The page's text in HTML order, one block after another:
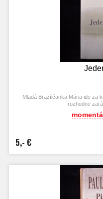
Mladá Brazílčanka Mária ide za
rozhodne
5,- €